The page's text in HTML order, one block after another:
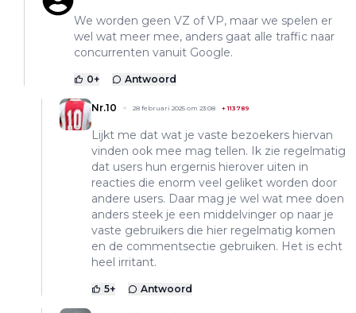
We worden geen VZ of VP, maar we spelen er
wel wat meer mee, anders gaat alle traffic naar
concurrenten vanuit Google.
0+ Antwoord
Nr.10 28 februari 2025 om 23:08 +113789
Lijkt me dat wat je vaste bezoekers hiervan
vinden ook mee mag tellen. Ik zie regelmatig
dat users hun ergernis hierover uiten in
reacties die enorm veel geliket worden door
andere users. Daar mag je wel wat mee doen
anders steek je een middelvinger op naar je
vaste gebruikers die hier regelmatig komen
en de commentsectie gebruiken. Het is echt
heel irritant.
5+ Antwoord